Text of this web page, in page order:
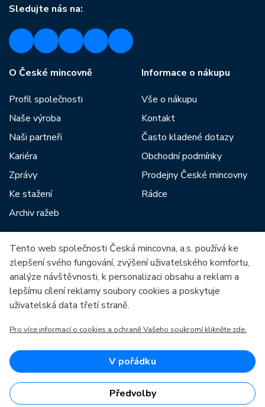
Sledujte nás na:
O České mincovně
Profil společnosti
Naše výroba
Naši partneři
Kariéra
Zprávy
Ke stažení
Archiv ražeb
Informace o nákupu
Vše o nákupu
Kontakt
Často kladené dotazy
Obchodní podmínky
Prodejny České mincovny
Rádce
Mezi naše partnery patří:
Evropská unie
OP Podnikání a inovace pro konkurenceschopnost
Evropský fond pro regionální rozvoj
Tento web společnosti Česká mincovna, a.s. používá ke
zlepšení svého fungování, zvýšení uživatelského komfortu,
analýze návštěvnosti, k personalizaci obsahu a reklam a
lepšímu cílení reklamy soubory cookies a poskytuje
uživatelská data třetí straně.
Pro více informací o cookies a ochraně Vašeho soukromí klikněte zde.
V pořádku
Předvolby